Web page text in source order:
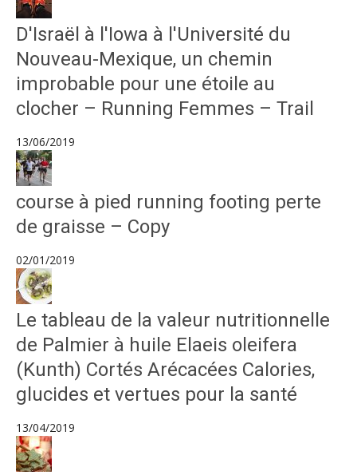
D'Israël à l'Iowa à l'Université du
Nouveau-Mexique, un chemin
improbable pour une étoile au
clocher – Running Femmes – Trail
13/06/2019
course à pied running footing perte
de graisse – Copy
02/01/2019
Le tableau de la valeur nutritionnelle
de Palmier à huile Elaeis oleifera
(Kunth) Cortés Arécacées Calories,
glucides et vertues pour la santé
13/04/2019